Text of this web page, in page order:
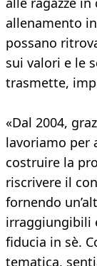
allenamento
possano
sui valori e le
trasmette,
«Dal 2004,
lavoriamo per
costruire la
riscrivere il
fornendo
irraggiungibili
fiducia in sè.
tematica,